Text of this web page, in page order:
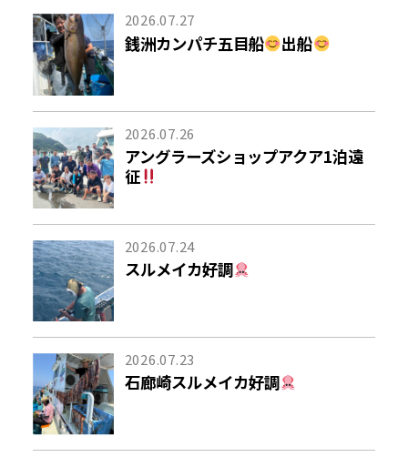
2026.07.27
銭洲カンパチ五目船 出船
2026.07.26
アングラーズショップアクア1泊遠
征
2026.07.24
スルメイカ好調
2026.07.23
石廊崎スルメイカ好調